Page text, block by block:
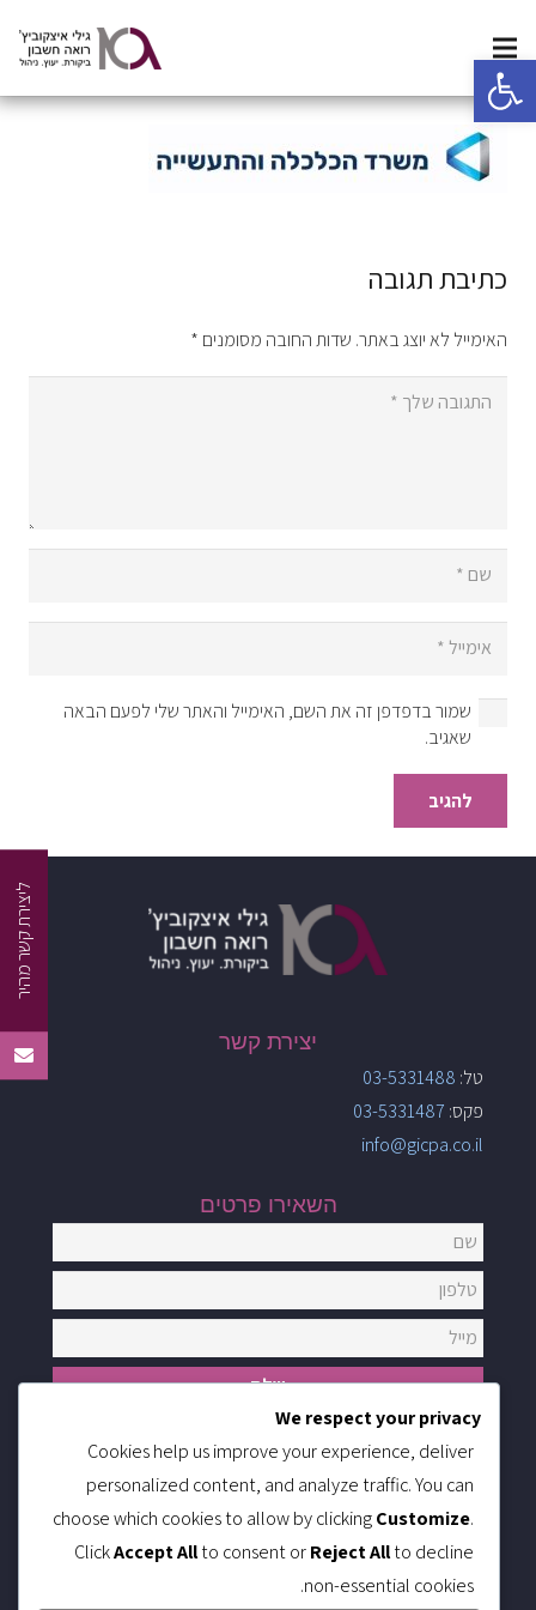
פתח סרגל נגישות
ליצירת קשר מהיר
כתיבת תגובה
האימייל לא יוצג באתר. שדות החובה מסומנים *
שמור בדפדפן זה את השם, האימייל והאתר שלי לפעם הבאה
שאגיב.
להגיב
יצירת קשר
טל: 03-5331488
פקס: 03-5331487
info@gicpa.co.il
השאירו פרטים
מידע באתר
דף בית
שירותי החברה
אודותינו
לקוחותינו
We respect your privacy
Cookies help us improve your experience, deliver
personalized content, and analyze traffic. You can
choose which cookies to allow by clickingCustomize.
ClickAccept Allto consent orReject Allto decline
non-essential cookies.